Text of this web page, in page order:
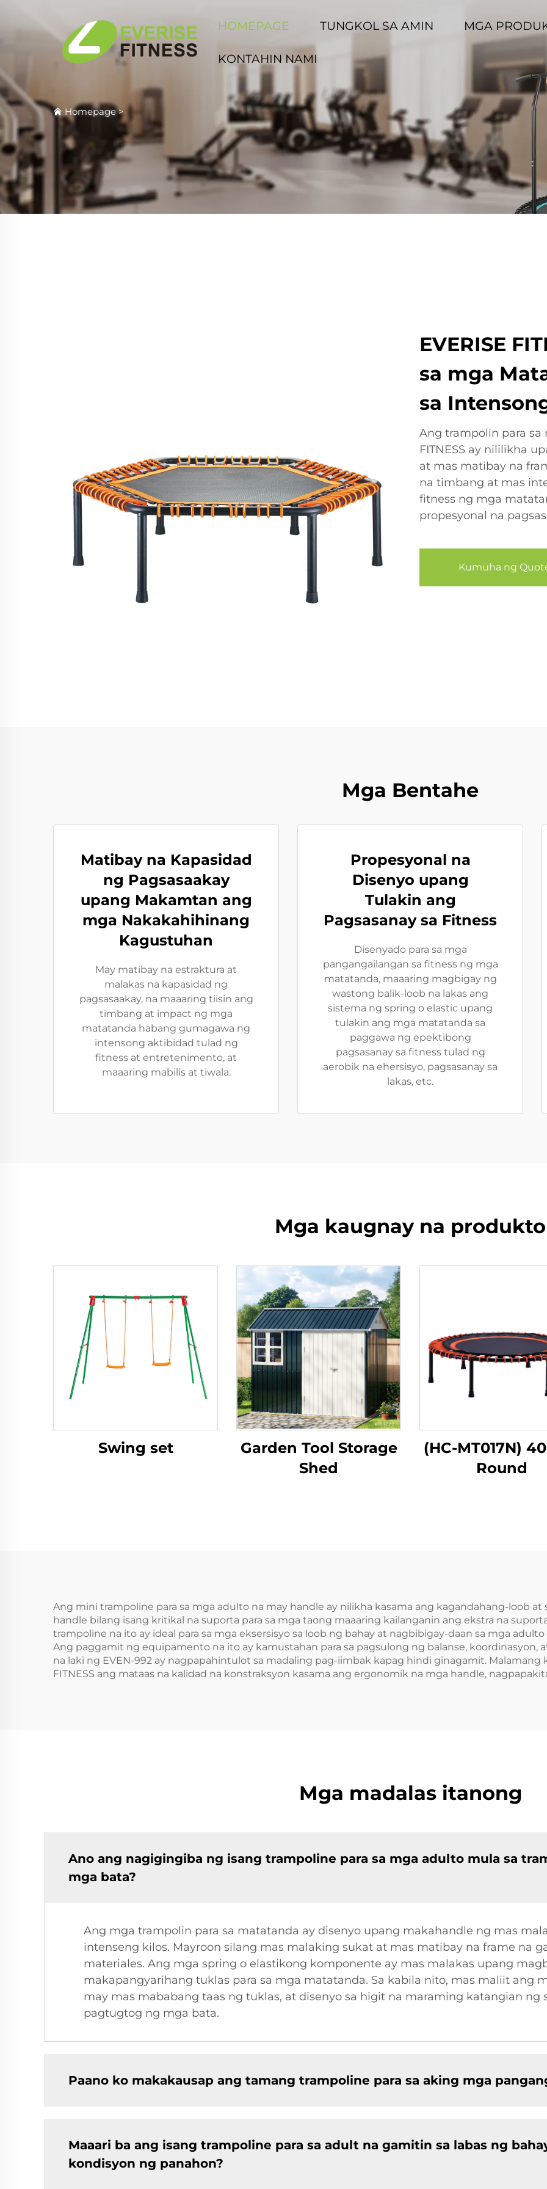
HOMEPAGE TUNGKOL SA AMIN MGA
KONTAHIN NAMI
Homepage>
EVERISE
sa mga
sa
Ang trampolin para sa
FITNESS ay nililikha
at mas matibay na
na timbang at mas
fitness ng mga
propesyonal na
Kumuha ng
Mga Bentahe
Matibay na Kapasidad
ng Pagsasaakay
upang Makamtan ang
mga Nakakahihinang
Kagustuhan
May matibay na estraktura at
malakas na kapasidad ng
pagsasaakay, na maaaring tiisin ang
timbang at impact ng mga
matatanda habang gumagawa ng
intensong aktibidad tulad ng
fitness at entretenimento, at
maaaring mabilis at tiwala.
Propesyonal na
Disenyo upang
Tulakin ang
Pagsasanay sa Fitness
Disenyado para sa mga
pangangailangan sa fitness ng mga
matatanda, maaaring magbigay ng
wastong balik-loob na lakas ang
sistema ng spring o elastic upang
tulakin ang mga matatanda sa
paggawa ng epektibong
pagsasanay sa fitness tulad ng
aerobik na ehersisyo, pagsasanay sa
lakas, etc.
Mga kaugnay na produkto
Swing set
Garden Tool Storage
Shed
(HC-MT017N)
Round
Ang mini trampoline para sa mga adulto na may handle ay nilikha kasama ang kagandahang-loob
handle bilang isang kritikal na suporta para sa mga taong maaaring kailanganin ang ekstra na
trampoline na ito ay ideal para sa mga eksersisyo sa loob ng bahay at nagbibigay-daan sa mga
Ang paggamit ng equipamento na ito ay kamustahan para sa pagsulong ng balanse, koordinasyon,
na laki ng EVEN-992 ay nagpapahintulot sa madaling pag-iimbak kapag hindi ginagamit. Malamang
FITNESS ang mataas na kalidad na konstraksyon kasama ang ergonomik na mga handle,
Mga madalas itanong
Ano ang nagigingiba ng isang trampoline para sa mga adulto mula sa
mga bata?
Ang mga trampolin para sa matatanda ay disenyo upang makahandle ng mas
intenseng kilos. Mayroon silang mas malaking sukat at mas matibay na frame na
materiales. Ang mga spring o elastikong komponente ay mas malakas upang
makapangyarihang tuklas para sa mga matatanda. Sa kabila nito, mas maliit ang
may mas mababang taas ng tuklas, at disenyo sa higit na maraming katangian ng
pagtugtog ng mga bata.
Paano ko makakausap ang tamang trampoline para sa aking mga
Maaari ba ang isang trampoline para sa adult na gamitin sa labas ng
kondisyon ng panahon?